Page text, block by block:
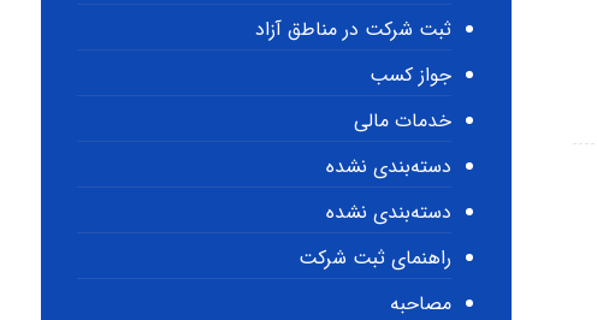
ثبت شرکت در مناطق آزاد
جواز کسب
خدمات مالی
دسته‌بندی نشده
دسته‌بندی نشده
راهنمای ثبت شرکت
مصاحبه